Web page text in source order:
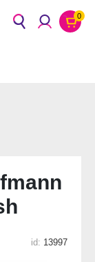
0
id: 13997